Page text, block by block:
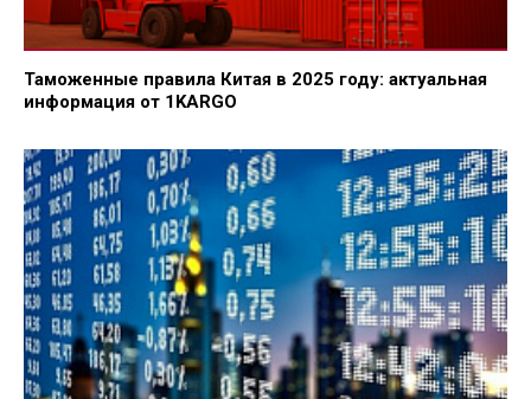
Таможенные правила Китая в 2025 году: актуальная
информация от 1KARGO